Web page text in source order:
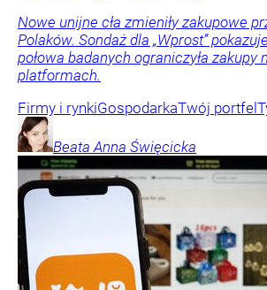
Nowe unijne cła zmieniły zakupowe
Polaków. Sondaż dla „Wprost”
połowa badanych ograniczyła zakupy
platformach.
Firmy i rynkiGospodarkaTwój portfel
Beata Anna Święcicka